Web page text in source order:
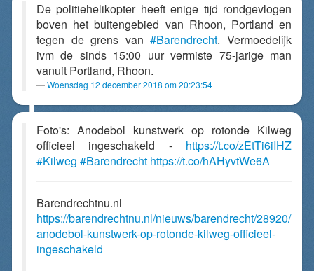
De politiehelikopter heeft enige tijd rondgevlogen
boven het buitengebied van Rhoon, Portland en
tegen de grens van#Barendrecht. Vermoedelijk
ivm de sinds 15:00 uur vermiste 75-jarige man
vanuit Portland, Rhoon.
Woensdag 12 december 2018 om 20:23:54
Foto's: Anodebol kunstwerk op rotonde Kilweg
officieel ingeschakeld - https://t.co/zEtTi6iIHZ
#Kilweg #Barendrecht https://t.co/hAHyvtWe6A
Barendrechtnu.nl
https://barendrechtnu.nl/nieuws/barendrecht/28920/
anodebol-kunstwerk-op-rotonde-kilweg-officieel-
ingeschakeld